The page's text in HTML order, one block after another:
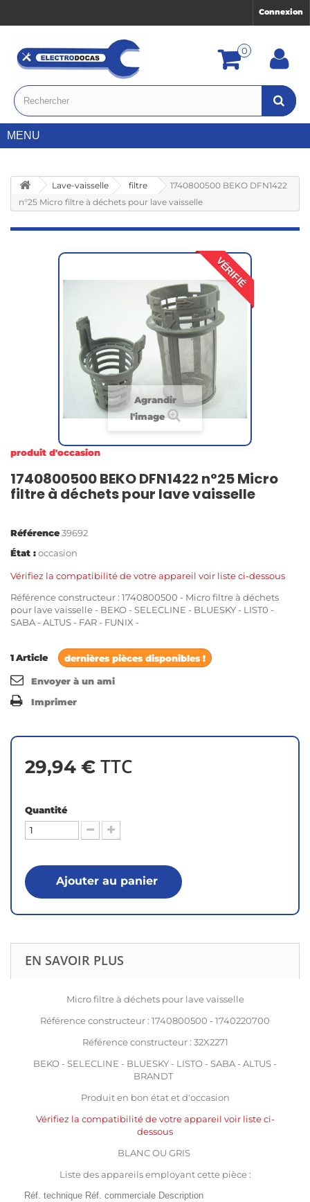
Connexion
0
MENU
Lave-vaisselle filtre
1740800500 BEKO DFN1422
n°25 Micro filtre à déchets pour lave vaisselle
VÉRIFIÉ
Agrandir
l'image
produit d'occasion
1740800500 BEKO DFN1422 n°25 Micro
filtre à déchets pour lave vaisselle
Référence39692
État :occasion
Vérifiez la compatibilité de votre appareil voir liste ci-dessous
Référence constructeur : 1740800500 - Micro filtre à déchets
pour lave vaisselle - BEKO - SELECLINE - BLUESKY - LIST0 -
SABA - ALTUS - FAR - FUNIX -
1Article dernières pièces disponibles !
Envoyer à un ami
Imprimer
29,94 € TTC
Quantité
Ajouter au panier
EN SAVOIR PLUS
Micro filtre à déchets pour lave vaisselle
Référence constructeur : 1740800500 - 1740220700
Référence constructeur : 32X2271
BEKO - SELECLINE - BLUESKY - LISTO - SABA - ALTUS -
BRANDT
Produit en bon état et d'occasion
Vérifiez la compatibilité de votre appareil voir liste ci-
dessous
BLANC OU GRIS
Liste des appareils employant cette pièce :
Réf. technique Réf. commerciale Description